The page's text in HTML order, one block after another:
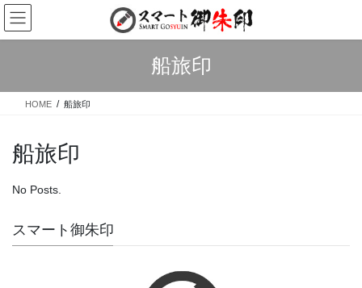
Skip
the
Skip
the
船旅印
HOME 船旅印
船旅印
No Posts.
スマート御朱印